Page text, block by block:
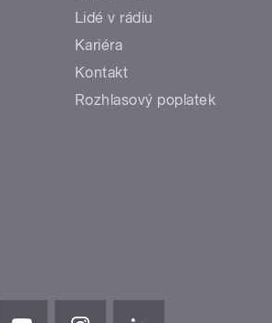
Lidé v rádiu
Kariéra
Kontakt
Rozhlasový poplatek